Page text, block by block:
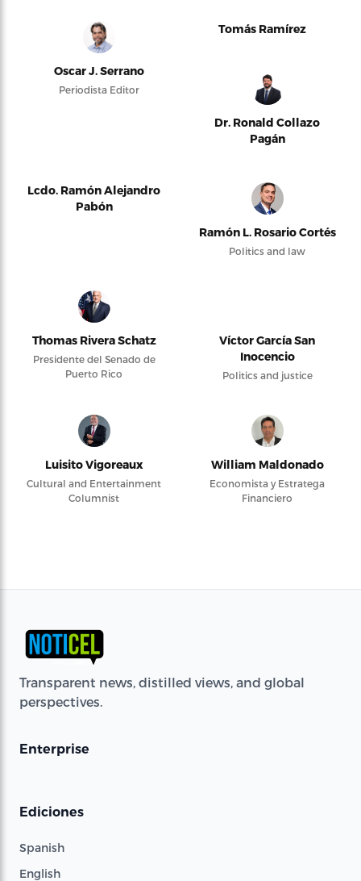
Oscar J. Serrano
Periodista Editor
Tomás Ramírez
Dr. Ronald Collazo
Pagán
Lcdo. Ramón Alejandro
Pabón
Ramón L. Rosario Cortés
Politics and law
Thomas Rivera Schatz
Presidente del Senado de
Puerto Rico
Víctor García San
Inocencio
Politics and justice
Luisito Vigoreaux
Cultural and Entertainment
Columnist
William Maldonado
Economista y Estratega
Financiero
Transparent news, distilled views, and global
perspectives.
Enterprise
Ediciones
Spanish
English